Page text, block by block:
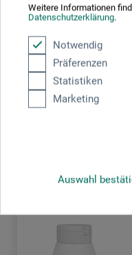
Weitere Informationen
Datenschutzerklärung.
Notwendig
Präferenzen
Statistiken
Marketing
Auswahl
Carl-Kreul-Str. 2
91352 Hallerndorf
DE
info@c-kreul.de